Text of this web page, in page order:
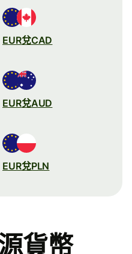
EUR兌CAD
EUR兌AUD
EUR兌PLN
貨幣